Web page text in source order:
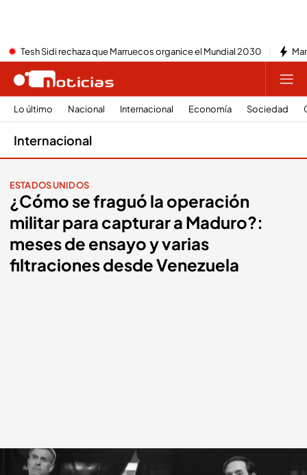
Tesh Sidi rechaza que Marruecos organice el Mundial 2030
Lo último Nacional Internacional Economía Sociedad
Internacional
ESTADOS UNIDOS
¿Cómo se fraguó la operación
militar para capturar a Maduro?:
meses de ensayo y varias
filtraciones desde Venezuela
Así se fraguó la operación militar para capturar a Maduro .NOTICIAS
CUATRO